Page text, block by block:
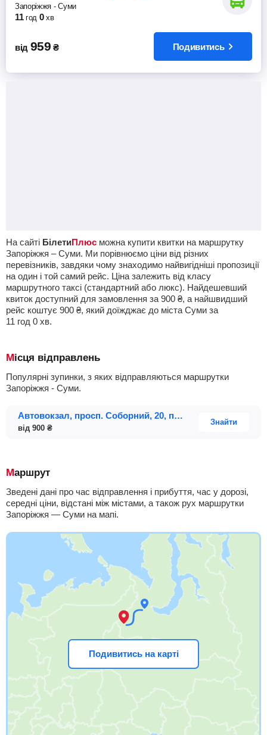
Запоріжжя -Суми
11 год 0 хв
від 959 ₴ Подивитись
На сайті БілетиПлюс можна купити квитки на маршрутку
Запоріжжя – Суми. Ми порівнюємо ціни від різних
перевізників, завдяки чому знаходимо найвигідніші пропозиції
на один і той самий рейс. Ціна залежить від класу
маршрутного таксі (стандартний або люкс). Найдешевший
квиток доступний для замовлення за 900 ₴, а найшвидший
рейс коштує 900 ₴, який доїжджає до міста Суми за
11 год 0 хв.
Місця відправлень
Популярні зупинки, з яких відправляються маршрутки
Запоріжжя - Суми.
Автовокзал, просп. Соборний, 20, платформа 1
від 900 ₴
Знайти
Маршрут
Зведені дані про час відправлення і прибуття, час у дорозі,
середні ціни, відстані між містами, а також рух маршрутки
Запоріжжя — Суми на мапі.
Подивитись на карті